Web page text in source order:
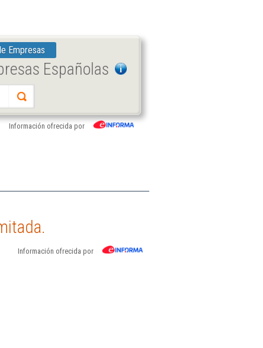
Empresas
Españolas
Información ofrecida por
Información ofrecida por